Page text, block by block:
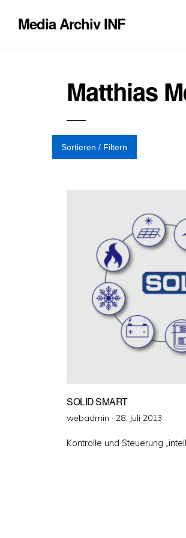
Media Archiv INF
Matthias
Sortieren / Filtern
SOLID SMART
webadmin · Veröffentlicht
28. Juli 2013
Kontrolle und Steuerung